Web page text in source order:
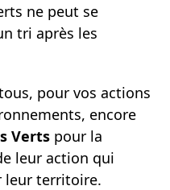
ne peut se
tri après les
pour vos actions
encore
Verts pour la
leur action qui
leur territoire.